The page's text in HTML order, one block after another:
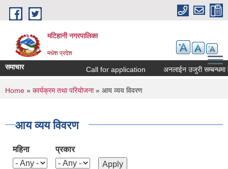
Skip to main content
मटिहानी नगरपालिका
मधेश प्रदेश
समाचार Call for application अनलाईन उजुरी सम्बन्धमा
You are here
Home » कार्यक्रम तथा परियोजना» आय व्यय विवरण
आय व्यय विवरण
महिना प्रकार